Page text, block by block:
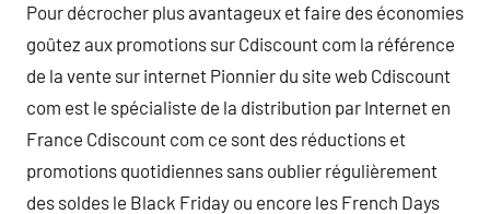
Pour décrocher plus avantageux et faire des économies
goûtez aux promotions sur Cdiscount com la référence
de la vente sur internet Pionnier du site web Cdiscount
com est le spécialiste de la distribution par Internet en
France Cdiscount com ce sont des réductions et
promotions quotidiennes sans oublier régulièrement
des soldes le Black Friday ou encore les French Days